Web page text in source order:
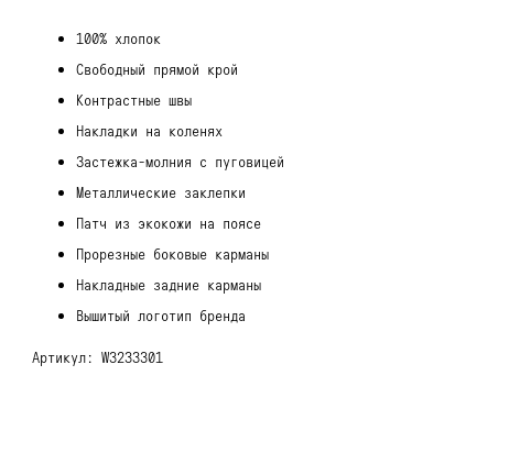
100% хлопок
Свободный прямой крой
Контрастные швы
Накладки на коленях
Застежка-молния с пуговицей
Металлические заклепки
Патч из экокожи на поясе
Прорезные боковые карманы
Накладные задние карманы
Вышитый логотип бренда
Артикул:W3233301